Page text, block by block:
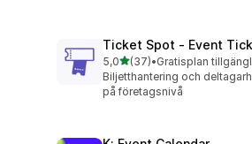
Ticket Spot ‑ Event
5,0av 5 stjärnor
(37)
37 recensioner totalt
•Gratisplan
Biljetthantering och
på företagsnivå